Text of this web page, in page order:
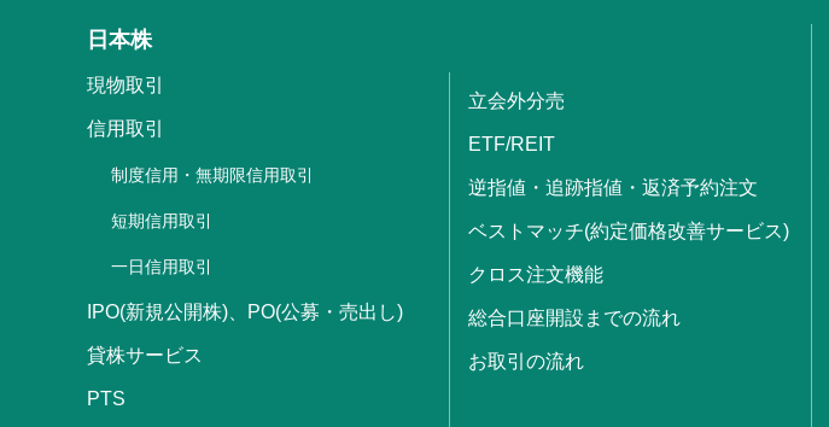
日本株
現物取引
信用取引
制度信用・無期限信用取引
短期信用取引
一日信用取引
IPO(新規公開株)、PO(公募・売出し)
貸株サービス
PTS
立会外分売
ETF/REIT
逆指値・追跡指値・返済予約注文
ベストマッチ(約定価格改善サービス)
クロス注文機能
総合口座開設までの流れ
お取引の流れ